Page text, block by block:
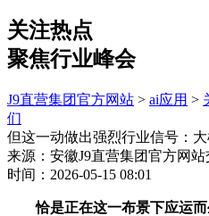
关注热点
聚焦行业峰会
J9直营集团官方网站 > ai应用 >
们
但这一动做出强烈行业信号：
来源：安徽J9直营集团官方网
时间：2026-05-15 08:01
恰是正在这一布景下应运而